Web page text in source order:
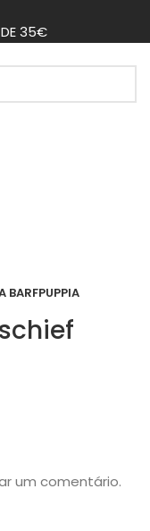
DE 35€
BARFPUPPIA
um comentário.